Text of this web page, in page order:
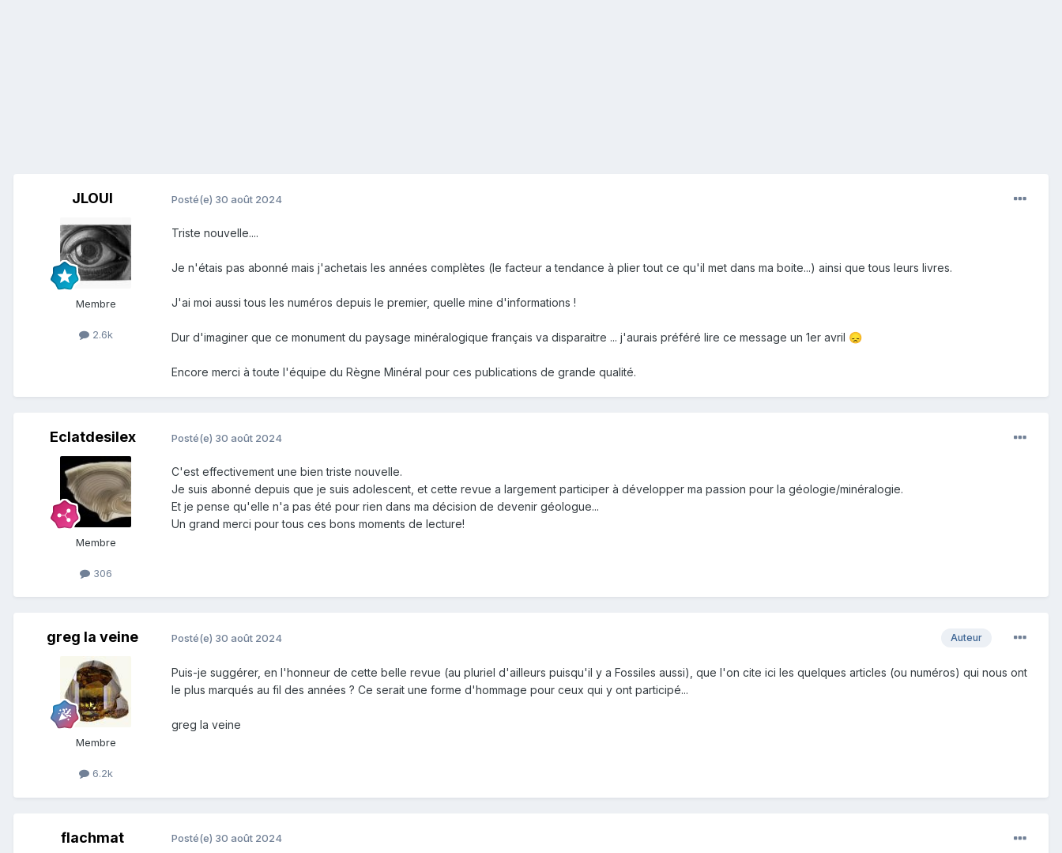
JLOUI
Membre
2.6k
Posté(e) 30 août 2024
Triste nouvelle....
Je n'étais pas abonné mais j'achetais les années complètes (le facteur a tendance à plier tout ce qu'il met dans ma boite...) ainsi que tous leurs livres.
J'ai moi aussi tous les numéros depuis le premier, quelle mine d'informations !
Dur d'imaginer que ce monument du paysage minéralogique français va disparaitre ... j'aurais préféré lire ce message un 1er avril 😞
Encore merci à toute l'équipe du Règne Minéral pour ces publications de grande qualité.
Eclatdesilex
Membre
306
Posté(e) 30 août 2024
C'est effectivement une bien triste nouvelle.
Je suis abonné depuis que je suis adolescent, et cette revue a largement participer à développer ma passion pour la géologie/minéralogie.
Et je pense qu'elle n'a pas été pour rien dans ma décision de devenir géologue...
Un grand merci pour tous ces bons moments de lecture!
greg la veine
Membre
6.2k
Auteur
Posté(e) 30 août 2024
Puis-je suggérer, en l'honneur de cette belle revue (au pluriel d'ailleurs puisqu'il y a Fossiles aussi), que l'on cite ici les quelques articles (ou numéros) qui nous ont
le plus marqués au fil des années ? Ce serait une forme d'hommage pour ceux qui y ont participé...
greg la veine
flachmat Posté(e) 30 août 2024